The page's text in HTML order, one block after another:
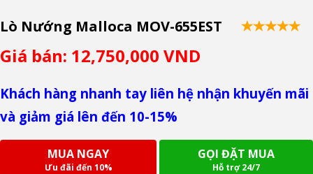
Lò Nướng Malloca MOV-655EST
Giá bán: 12,750,000 VND
Khách hàng nhanh tay liên hệ nhận khuyến mãi
và giảm giá lên đến 10-15%
MUA NGAY
Ưu đãi đến 10%
GỌI ĐẶT MUA
Hỗ trợ 24/7